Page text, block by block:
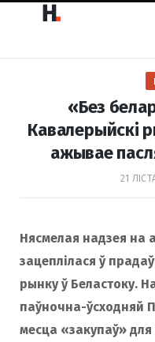
«Без
Кавалерыйскі
ажывае
21
Нясмелая надзея на
зацеплілася ў
рынку ў Беластоку.
паўночна-ўсходняй
месца «закупаў»